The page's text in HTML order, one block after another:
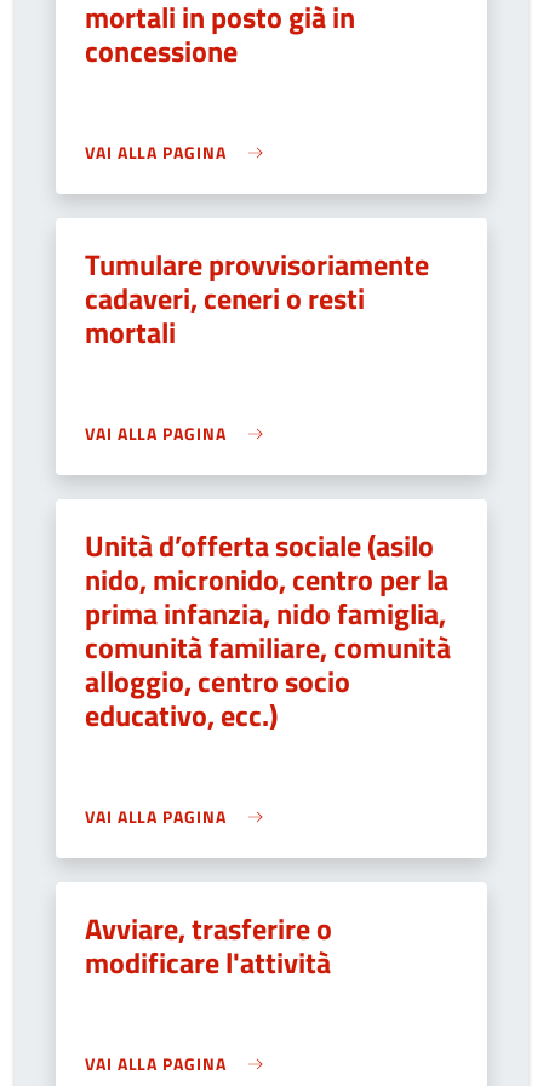
mortali in posto già in
concessione
VAI ALLA PAGINA
Tumulare provvisoriamente
cadaveri, ceneri o resti
mortali
VAI ALLA PAGINA
Unità d’offerta sociale (asilo
nido, micronido, centro per la
prima infanzia, nido famiglia,
comunità familiare, comunità
alloggio, centro socio
educativo, ecc.)
VAI ALLA PAGINA
Avviare, trasferire o
modificare l'attività
VAI ALLA PAGINA